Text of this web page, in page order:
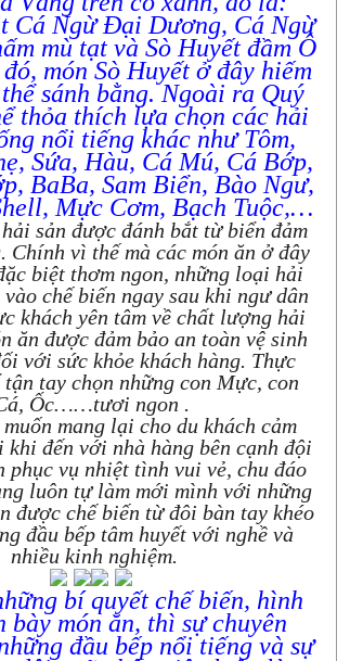
Cá Ngừ Đại Dương, Cá Ngừ
mù tạt và Sò Huyết đầm Ô
món Sò Huyết ở đây hiếm
sánh bằng. Ngoài ra Quý
thỏa thích lựa chọn các hải
nổi tiếng khác như Tôm,
Sứa, Hàu, Cá Mú, Cá Bớp,
BaBa, Sam Biển, Bào Ngư,
Mực Cơm, Bạch Tuộc,…
sản được đánh bắt từ biển đảm
Chính vì thế mà các món ăn ở đây
biệt thơm ngon, những loại hải
chế biến ngay sau khi ngư dân
khách yên tâm về chất lượng hải
ăn được đảm bảo an toàn vệ sinh
với sức khỏe khách hàng. Thực
tận tay chọn những con Mực, con
Ốc……tươi ngon .
mang lại cho du khách cảm
đến với nhà hàng bên cạnh đội
phục vụ nhiệt tình vui vẻ, chu đáo
luôn tự làm mới mình với những
được chế biến từ đôi bàn tay khéo
đầu bếp tâm huyết với nghề và
nhiều kinh nghiệm.
bí quyết chế biến, hình
bày món ăn, thì sự chuyên
đầu bếp nổi tiếng và sự